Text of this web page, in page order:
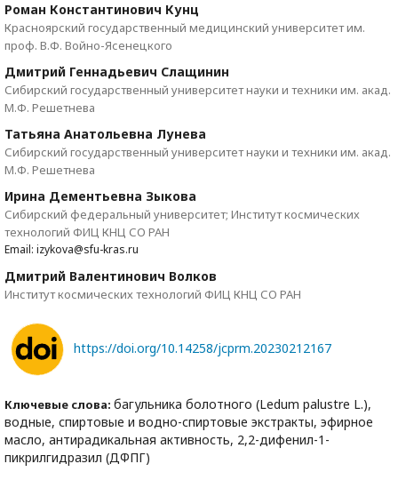
Роман Константинович Кунц
Красноярский государственный медицинский университет им.
проф. В.Ф. Войно-Ясенецкого
Дмитрий Геннадьевич Слащинин
Сибирский государственный университет науки и техники им. акад.
М.Ф. Решетнева
Татьяна Анатольевна Лунева
Сибирский государственный университет науки и техники им. акад.
М.Ф. Решетнева
Ирина Дементьевна Зыкова
Сибирский федеральный университет; Институт космических
технологий ФИЦ КНЦ СО РАН
Email: izykova@sfu-kras.ru
Дмитрий Валентинович Волков
Институт космических технологий ФИЦ КНЦ СО РАН
https://doi.org/10.14258/jcprm.20230212167
Ключевые слова: багульника болотного (Ledum palustre L.),
водные, спиртовые и водно-спиртовые экстракты, эфирное
масло, антирадикальная активность, 2,2-дифенил-1-
пикрилгидразил (ДФПГ)